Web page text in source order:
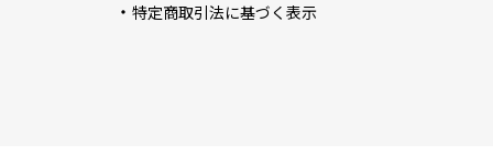
特定商取引法に基づく表示